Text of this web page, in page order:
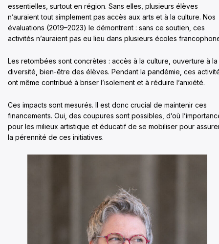
essentielles, surtout en région. Sans elles, plusieurs élèves
n’auraient tout simplement pas accès aux arts et à la culture. Nos
évaluations (2019–2023) le démontrent : sans ce soutien, ces
activités n’auraient pas eu lieu dans plusieurs écoles
Les retombées sont concrètes : accès à la culture, ouverture à la
diversité, bien-être des élèves. Pendant la pandémie, ces
ont même contribué à briser l’isolement et à réduire l’anxiété.
Ces impacts sont mesurés. Il est donc crucial de maintenir ces
financements. Oui, des coupures sont possibles, d’où
pour les milieux artistique et éducatif de se mobiliser pour
la pérennité de ces initiatives.